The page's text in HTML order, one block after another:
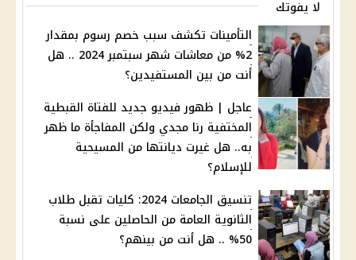
لا يفوتك
التأمينات تكشف سبب خصم رسوم بمقدار
2% من معاشات شهر سبتمبر 2024 .. هل
أنت من بين المستفيدين؟
عاجل | ظهور فيديو جديد للفتاة القبطية
المختفية رنا مجدي ولكن المفاجأة ما ظهر
به.. هل غيرت ديانتها من المسيحية
للإسلام؟
تنسيق الجامعات 2024: كليات تقبل طلاب
الثانوية العامة من الحاصلين على نسبة
50% .. هل أنت من بينهم؟